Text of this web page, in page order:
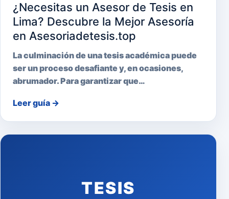
¿Necesitas un Asesor de Tesis en
Lima? Descubre la Mejor Asesoría
en Asesoriadetesis.top
La culminación de una tesis académica puede
ser un proceso desafiante y, en ocasiones,
abrumador. Para garantizar que…
Leer guía →
TESIS